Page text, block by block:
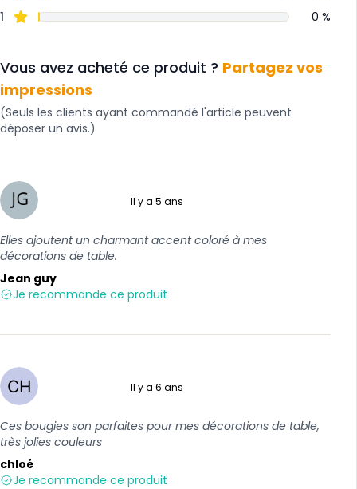
1
0 %
Vous avez acheté ce produit ? Partagez vos
impressions
(Seuls les clients ayant commandé l'article peuvent
déposer un avis.)
Il y a 5 ans
Elles ajoutent un charmant accent coloré à mes
décorations de table.
Jean guy
Je recommande ce produit
Il y a 6 ans
Ces bougies son parfaites pour mes décorations de table,
très jolies couleurs
chloé
Je recommande ce produit